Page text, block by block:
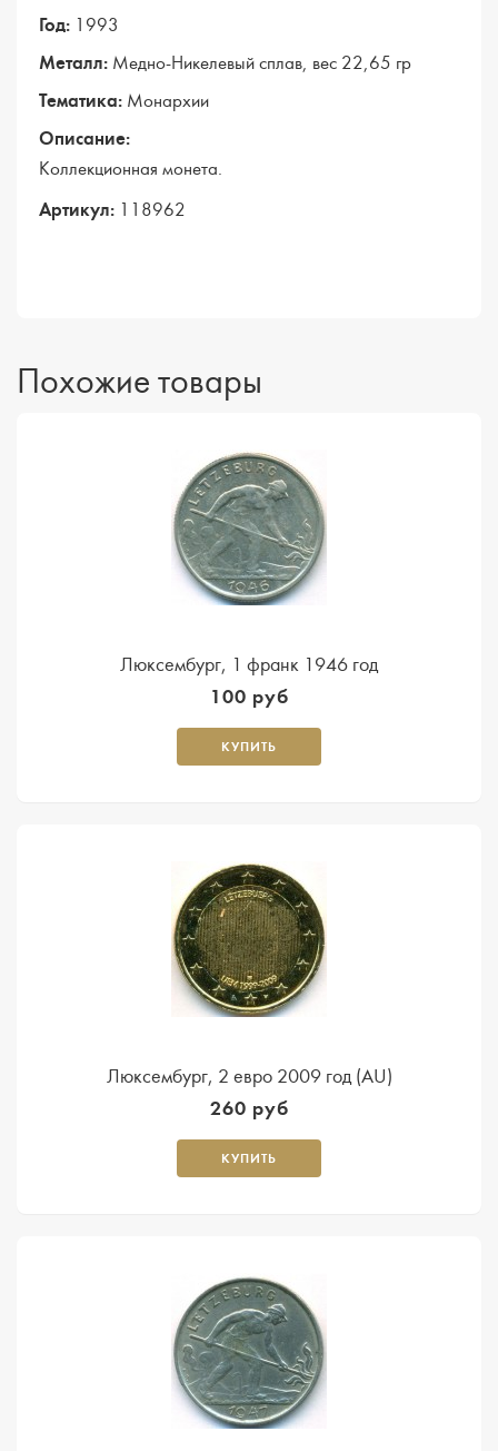
Год: 1993
Металл: Медно-Никелевый сплав, вес 22,65 гр
Тематика: Монархии
Описание:
Коллекционная монета.
Артикул: 118962
Похожие товары
Люксембург, 1 франк 1946 год
100 руб
КУПИТЬ
Люксембург, 2 евро 2009 год (AU)
260 руб
КУПИТЬ